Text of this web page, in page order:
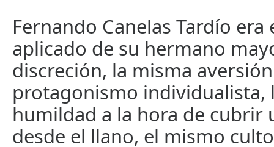
Fernando Canelas Tardío
aplicado de su hermano
discreción, la misma
protagonismo individualista,
humildad a la hora de cubrir
desde el llano, el mismo